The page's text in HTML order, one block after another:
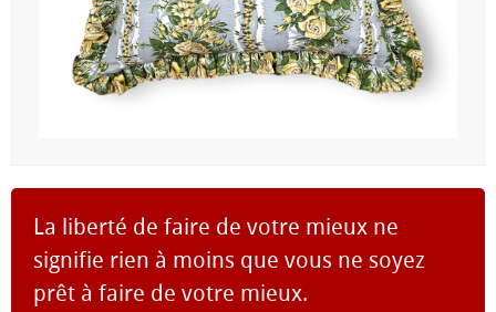
La liberté de faire de votre mieux ne
signifie rien à moins que vous ne soyez
prêt à faire de votre mieux.